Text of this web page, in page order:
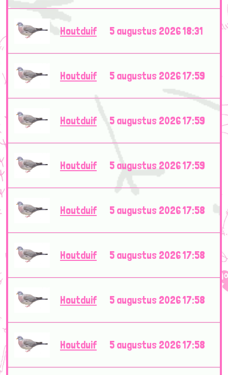
Houtduif 5 augustus 2026 18:31
Houtduif 5 augustus 2026 17:59
Houtduif 5 augustus 2026 17:59
Houtduif 5 augustus 2026 17:59
Houtduif 5 augustus 2026 17:58
Houtduif 5 augustus 2026 17:58
Houtduif 5 augustus 2026 17:58
Houtduif 5 augustus 2026 17:58